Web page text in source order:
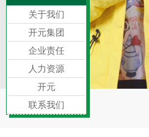
关于我们
开元集团
企业责任
人力资源
开元
联系我们